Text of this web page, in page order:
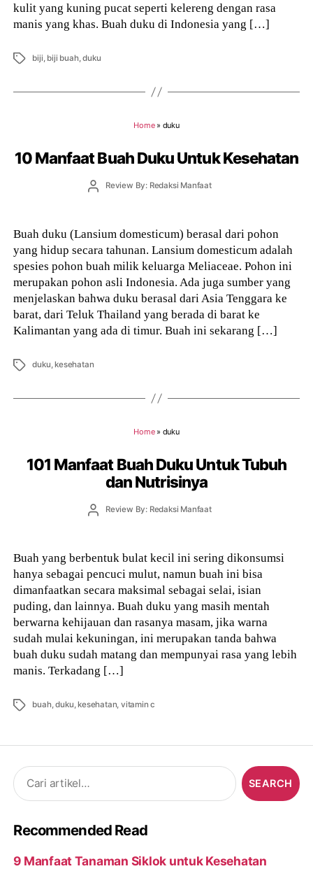
kulit yang kuning pucat seperti kelereng dengan rasa
manis yang khas. Buah duku di Indonesia yang […]
Tags biji, biji buah,duku
Home» duku
10 Manfaat Buah Duku Untuk Kesehatan
PostReview By: Redaksi Manfaat
Buah duku (Lansium domesticum) berasal dari pohon
yang hidup secara tahunan. Lansium domesticum adalah
spesies pohon buah milik keluarga Meliaceae. Pohon ini
merupakan pohon asli Indonesia. Ada juga sumber yang
menjelaskan bahwa duku berasal dari Asia Tenggara ke
barat, dari Teluk Thailand yang berada di barat ke
Kalimantan yang ada di timur. Buah ini sekarang […]
Tags duku, kesehatan
Home» duku
101 Manfaat Buah Duku Untuk Tubuh
dan Nutrisinya
PostReview By: Redaksi Manfaat
Buah yang berbentuk bulat kecil ini sering dikonsumsi
hanya sebagai pencuci mulut, namun buah ini bisa
dimanfaatkan secara maksimal sebagai selai, isian
puding, dan lainnya. Buah duku yang masih mentah
berwarna kehijauan dan rasanya masam, jika warna
sudah mulai kekuningan, ini merupakan tanda bahwa
buah duku sudah matang dan mempunyai rasa yang lebih
manis. Terkadang […]
Tags buah,duku, kesehatan, vitamin c
Search
for:
Recommended Read
9 Manfaat Tanaman Siklok untuk Kesehatan